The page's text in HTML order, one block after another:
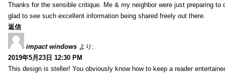
Thanks for the sensible critique. Me & my neighbor were just preparing
glad to see such excellent information being shared freely out there.
返信
impact windows より:
2019年5月23日 12:30 PM
This design is steller! You obviously know how to keep a reader